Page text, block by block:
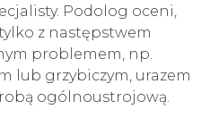
Podolog oceni,
z następstwem
problemem, np.
lub grzybiczym, urazem
ogólnoustrojową.